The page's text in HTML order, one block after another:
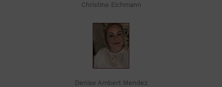
Christine Eichmann
Denise Ambert Mendez